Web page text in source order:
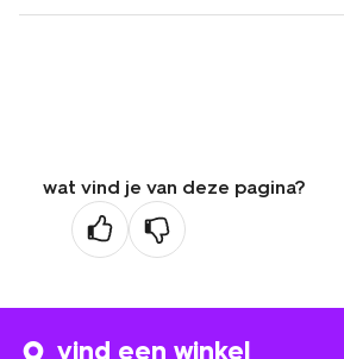
wat vind je van deze pagina?
vind een winkel